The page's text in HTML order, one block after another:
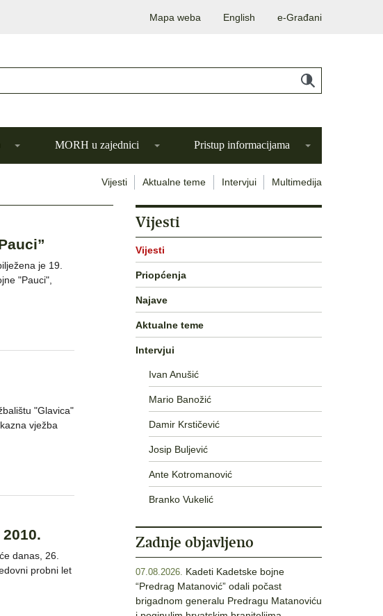
Mapa weba English e-Građani
MORH u zajednici Pristup informacijama
Vijesti Aktualne teme Intervjui Multimedija
je 19.
"Pauci",
"Glavica"
vježba
danas, 26.
probni let
Vijesti
Vijesti
Priopćenja
Najave
Aktualne teme
Intervjui
Ivan Anušić
Mario Banožić
Damir Krstičević
Josip Buljević
Ante Kotromanović
Branko Vukelić
Zadnje objavljeno
07.08.2026. Kadeti Kadetske bojne
“Predrag Matanović” odali počast
brigadnom generalu Predragu Matanoviću